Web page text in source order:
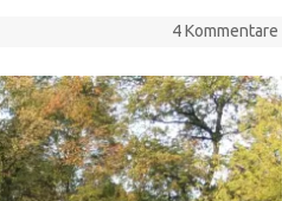
4 Kommentare